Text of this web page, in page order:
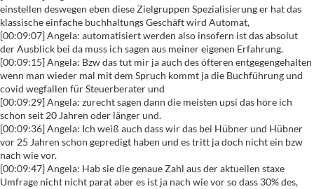
einstellen deswegen eben diese Zielgruppen Spezialisierung er hat das
klassische einfache buchhaltungs Geschäft wird Automat,
[00:09:07] Angela: automatisiert werden also insofern ist das absolut
der Ausblick bei da muss ich sagen aus meiner eigenen Erfahrung.
[00:09:15] Angela: Bzw das tut mir ja auch des öfteren entgegengehalten
wenn man wieder mal mit dem Spruch kommt ja die Buchführung und
covid wegfallen für Steuerberater und
[00:09:29] Angela: zurecht sagen dann die meisten upsi das höre ich
schon seit 20 Jahren oder länger und.
[00:09:36] Angela: Ich weiß auch dass wir das bei Hübner und Hübner
vor 25 Jahren schon gepredigt haben und es tritt ja doch nicht ein bzw
nach wie vor.
[00:09:47] Angela: Hab sie die genaue Zahl aus der aktuellen staxe
Umfrage nicht nicht parat aber es ist ja nach wie vor so dass 30% des,